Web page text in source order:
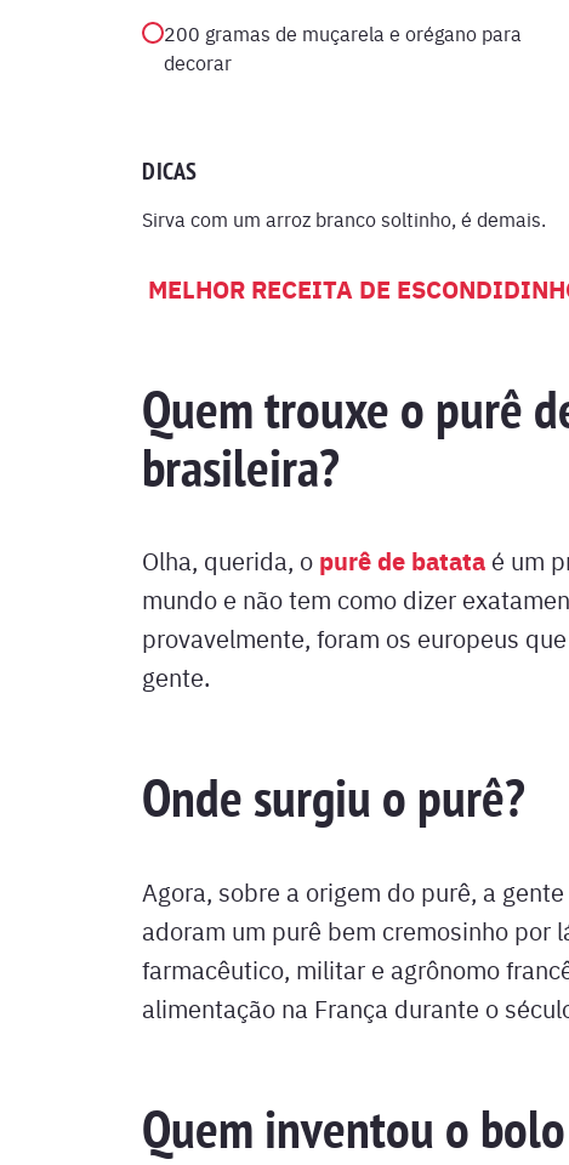
200 gramas de muçarela e orégano para
decorar
DICAS
Sirva com um arroz branco soltinho, é demais.
MELHOR RECEITA DE
Quem trouxe o purê
brasileira?
Olha, querida, o purê de batata é um
mundo e não tem como dizer
provavelmente, foram os europeus
gente.
Onde surgiu o purê?
Agora, sobre a origem do purê, a
adoram um purê bem cremosinho por
farmacêutico, militar e agrônomo
alimentação na França durante o
Quem inventou o